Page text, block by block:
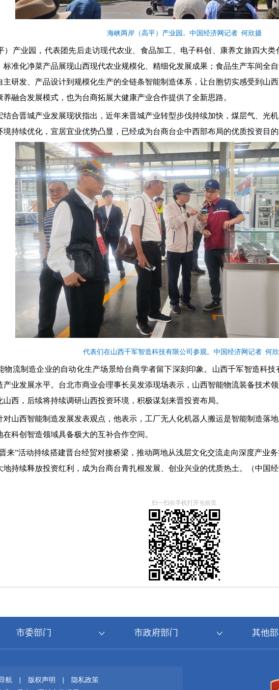
海峡两岸（高平）产业园。中国经济网记者 何欣摄
）产业园，代表团先后走访现代农业、食品加工、电子科创、康养文旅四大
准化净菜产品展现山西现代农业规模化、精细化发展成果；食品生产车间全
研发、产品设计到规模化生产的全链条智能制造体系，让台胞切实感受到山
融合发展模式，也为台商拓展大健康产业合作提供了全新思路。
结合晋城产业发展现状指出，近年来晋城产业转型步伐持续加快，煤层气、光
持续优化，宜居宜业优势凸显，已经成为台商台企中西部布局的优质投资目的
代表们在山西千军智造科技有限公司参观。中国经济网记者 何
物流制造企业的自动化生产场景给台商学者留下深刻印象。山西千军智造科
业发展水平。台北市商业会理事长吴发添现场表示，山西智能物流装备技术
西，后续将持续调研山西投资环境，积极谋划来晋投资布局。
对山西智能制造发展发表观点，他表示，工厂无人化机器人搬运是智能制造落
科创智造领域具备极大的互补合作空间。
来”活动持续搭建晋台经贸对接桥梁，推动两地从浅层文化交流走向深度产业
持续释放投资红利，成为台商台青扎根发展、创业兴业的优质热土。（中国
扫一扫在手机打开当前页
市委部门 市政府部门 其他
航 | 版权声明 |
隐私政策